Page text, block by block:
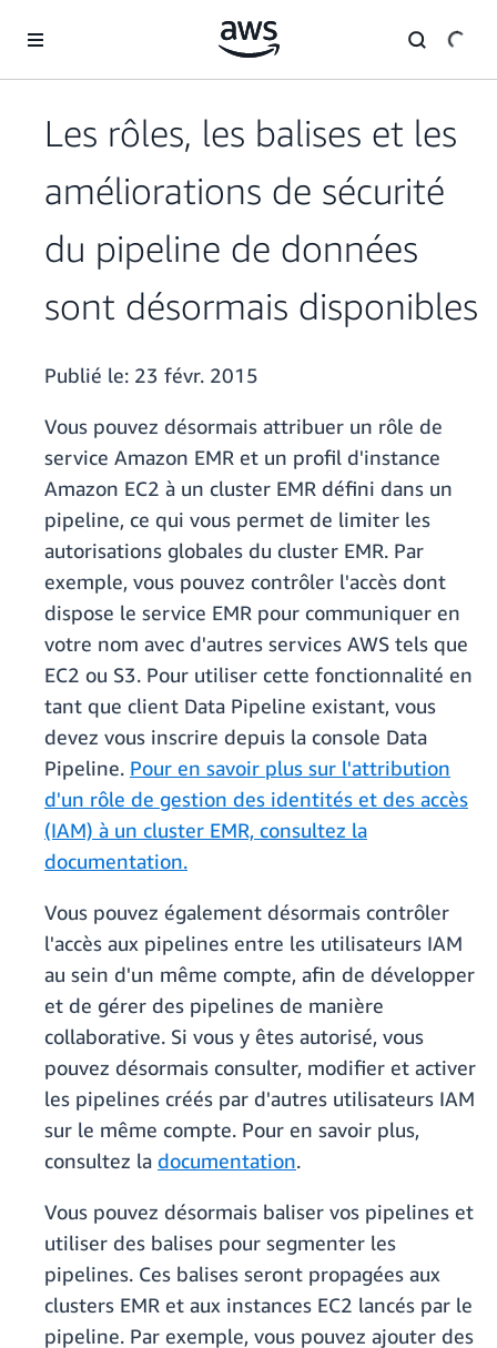
Les rôles, les balises et les
améliorations de sécurité
du pipeline de données
sont désormais disponibles
Publié le: 23 févr. 2015
Vous pouvez désormais attribuer un rôle de
service Amazon EMR et un profil d'instance
Amazon EC2 à un cluster EMR défini dans un
pipeline, ce qui vous permet de limiter les
autorisations globales du cluster EMR. Par
exemple, vous pouvez contrôler l'accès dont
dispose le service EMR pour communiquer en
votre nom avec d'autres services AWS tels que
EC2 ou S3. Pour utiliser cette fonctionnalité en
tant que client Data Pipeline existant, vous
devez vous inscrire depuis la console Data
Pipeline. Pour en savoir plus sur l'attribution
d'un rôle de gestion des identités et des accès
(IAM) à un cluster EMR, consultez la
documentation.
Vous pouvez également désormais contrôler
l'accès aux pipelines entre les utilisateurs IAM
au sein d'un même compte, afin de développer
et de gérer des pipelines de manière
collaborative. Si vous y êtes autorisé, vous
pouvez désormais consulter, modifier et activer
les pipelines créés par d'autres utilisateurs IAM
sur le même compte. Pour en savoir plus,
consultez la documentation.
Vous pouvez désormais baliser vos pipelines et
utiliser des balises pour segmenter les
pipelines. Ces balises seront propagées aux
clusters EMR et aux instances EC2 lancés par le
pipeline. Par exemple, vous pouvez ajouter des